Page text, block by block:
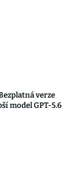
verze
model GPT-5.6